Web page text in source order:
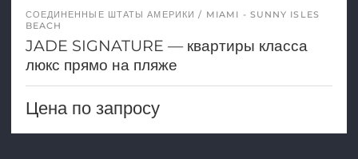
СОЕДИНЕННЫЕ ШТАТЫ АМЕРИКИ
MIAMI - SUNNY ISLES
BEACH
JADE SIGNATURE — квартиры класса
люкс прямо на пляже
Цена по запросу